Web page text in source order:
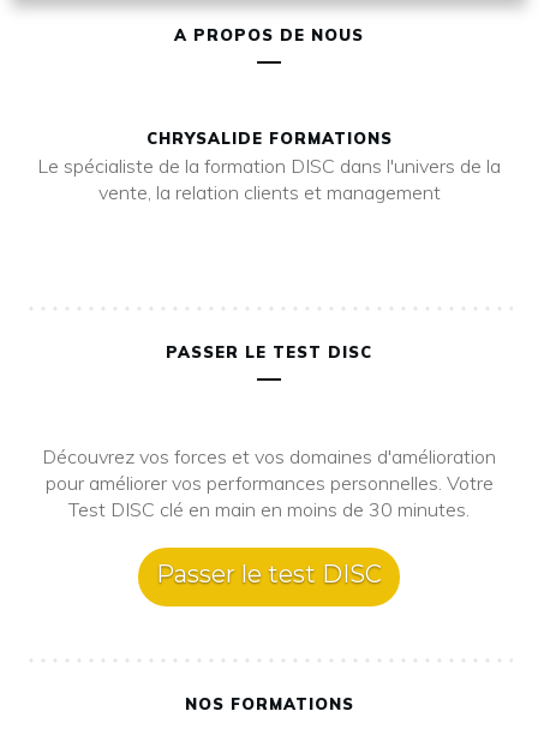
A PROPOS DE NOUS
CHRYSALIDE FORMATIONS
Le spécialiste de la formation DISC dans l'univers de la
vente, la relation clients et management
PASSER LE TEST DISC
Découvrez vos forces et vos domaines d'amélioration
pour améliorer vos performances personnelles. Votre
Test DISC clé en main en moins de 30 minutes.
Passer le test DISC
NOS FORMATIONS